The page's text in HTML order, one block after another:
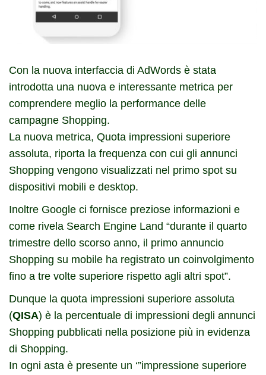
Con la nuova interfaccia di AdWords è stata
introdotta una nuova e interessante metrica per
comprendere meglio la performance delle
campagne Shopping.
La nuova metrica, Quota impressioni superiore
assoluta, riporta la frequenza con cui gli annunci
Shopping vengono visualizzati nel primo spot su
dispositivi mobili e desktop.
Inoltre Google ci fornisce preziose informazioni e
come rivela Search Engine Land “durante il quarto
trimestre dello scorso anno, il primo annuncio
Shopping su mobile ha registrato un coinvolgimento
fino a tre volte superiore rispetto agli altri spot”.
Dunque la quota impressioni superiore assoluta
(QISA) è la percentuale di impressioni degli annunci
Shopping pubblicati nella posizione più in evidenza
di Shopping.
In ogni asta è presente un ‘”impressione superiore